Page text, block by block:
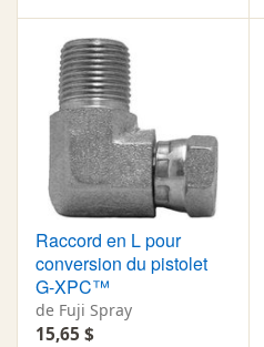
Raccord en L pour
conversion du pistolet
G-XPC™
de Fuji Spray
15,65 $